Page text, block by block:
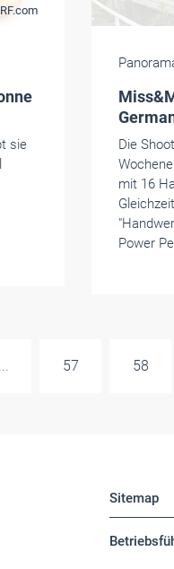
sie
Die
mit 16
Power
... 57 58
Sitemap